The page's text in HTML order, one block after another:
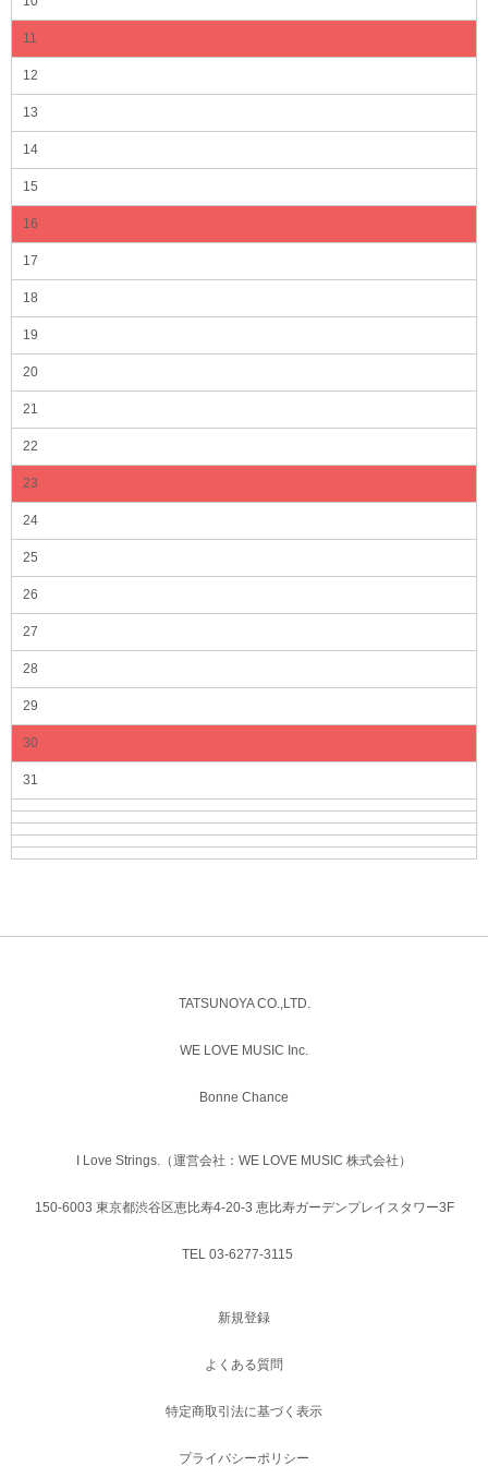
11
12
13
14
15
16
17
18
19
20
21
22
23
24
25
26
27
28
29
30
31
TATSUNOYA CO.,LTD.
WE LOVE MUSIC Inc.
Bonne Chance
I Love Strings.（運営会社：WE LOVE MUSIC 株式会社）
150-6003 東京都渋谷区恵比寿4-20-3 恵比寿ガーデンプレイスタワー3F
TEL 03-6277-3115
新規登録
よくある質問
特定商取引法に基づく表示
プライバシーポリシー